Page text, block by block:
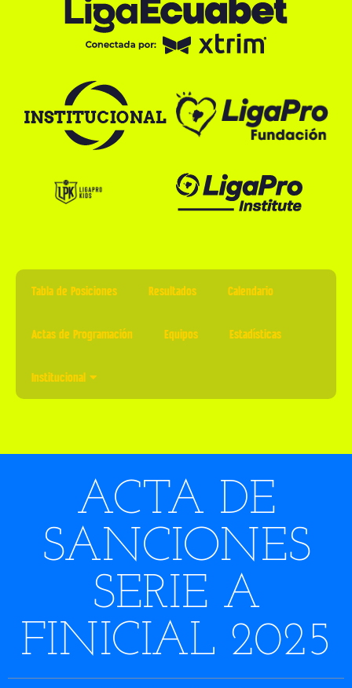
Tabla de Posiciones Resultados Calendario
Actas de Programación Equipos Estadísticas
Institucional
ACTA DE
SANCIONES
SERIE A
FINICIAL 2025